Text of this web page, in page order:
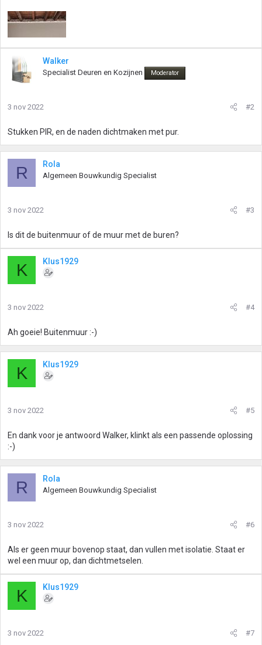
Walker
Specialist Deuren en Kozijnen Moderator
3 nov 2022 #2
Stukken PIR, en de naden dichtmaken met pur.
R Rola
Algemeen Bouwkundig Specialist
3 nov 2022 #3
Is dit de buitenmuur of de muur met de buren?
K Klus1929
3 nov 2022 #4
Ah goeie! Buitenmuur :-)
K Klus1929
3 nov 2022 #5
En dank voor je antwoord Walker, klinkt als een passende oplossing
:-)
R Rola
Algemeen Bouwkundig Specialist
3 nov 2022 #6
Als er geen muur bovenop staat, dan vullen met isolatie. Staat er
wel een muur op, dan dichtmetselen.
K Klus1929
3 nov 2022 #7